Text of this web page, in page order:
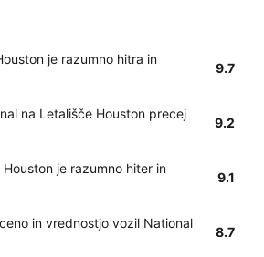
je razumno hitra in
9.7
na Letališče Houston precej
9.2
je razumno hiter in
9.1
in vrednostjo vozil National
8.7